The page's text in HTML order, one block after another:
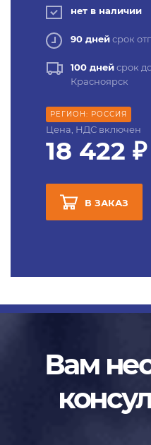
нет в наличии
90 днейсрок
100 днейсрок
Красноярск
РЕГИОН: РОССИЯ
Цена, НДС включен
18 422 ₽
В ЗАКАЗ
Вам